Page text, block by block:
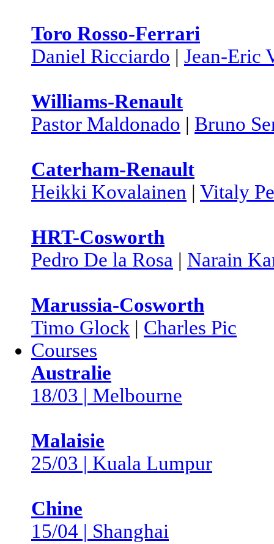
Toro Rosso-Ferrari
Daniel Ricciardo | Jean-Eric
Williams-Renault
Pastor Maldonado | Bruno
Caterham-Renault
Heikki Kovalainen | Vitaly
HRT-Cosworth
Pedro De la Rosa | Narain
Marussia-Cosworth
Timo Glock | Charles Pic
Courses
Australie
18/03 | Melbourne
Malaisie
25/03 | Kuala Lumpur
Chine
15/04 | Shanghai